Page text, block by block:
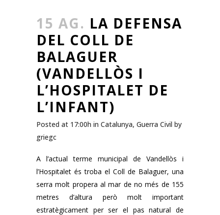
15 AG. LA DEFENSA
DEL COLL DE
BALAGUER
(VANDELLÒS I
L’HOSPITALET DE
L’INFANT)
Posted at 17:00h in Catalunya, Guerra Civil by
griegc
A l’actual terme municipal de Vandellòs i
l’Hospitalet és troba el Coll de Balaguer, una
serra molt propera al mar de no més de 155
metres d’altura però molt important
estratègicament per ser el pas natural de